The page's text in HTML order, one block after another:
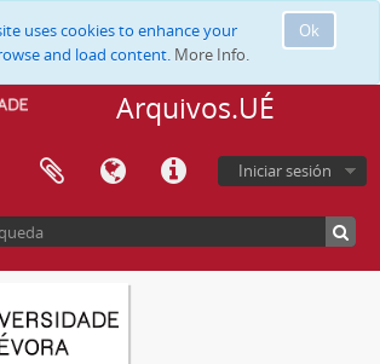
Ok
uses cookies to enhance your
and load content. More Info.
Arquivos.UÉ
Iniciar sesión